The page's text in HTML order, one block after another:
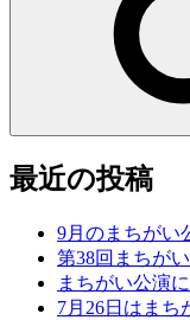
最近の投稿
9月のまちがい
第38回まちが
まちがい公演
7月26日はまち